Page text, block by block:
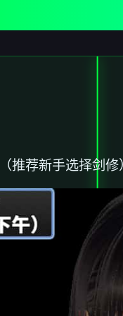
推荐新手选择剑修